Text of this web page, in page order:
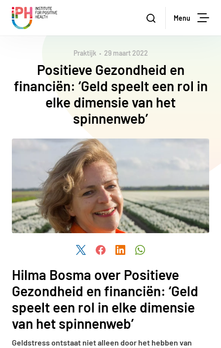
Institute for Positive Health Zoeken
Menu
Praktijk 29 maart 2022
Positieve Gezondheid en
financiën: ‘Geld speelt een rol in
elke dimensie van het
spinnenweb’
Deel dit artikel via Twitter
Deel dit artikel via Facebook
Deel dit artikel via LinkedIn
Hilma Bosma over Positieve
Gezondheid en financiën: ‘Geld
speelt een rol in elke dimensie
van het spinnenweb’
Geldstress ontstaat niet alleen door het hebben van